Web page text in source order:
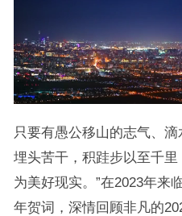
只要有愚公移山的志气、
埋头苦干，积跬步以至千
为美好现实。”在2023年来
年贺词，深情回顾非凡的